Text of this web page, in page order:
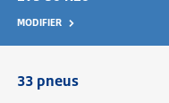
33 pneus